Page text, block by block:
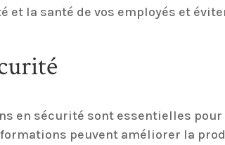
et la santé de vos employés et
en sécurité sont essentielles
peuvent améliorer la